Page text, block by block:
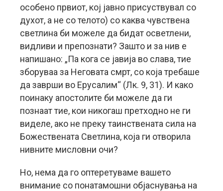
особено првиот, кој јавно присуствувал со
духот, а не со телото) со каква чувствена
светлина би можеле да бидат осветлени,
видливи и препознати? Зашто и за нив е
напишано: „Па кога се јавија во слава, тие
зборуваа за Неговата смрт, со која требаше
да заврши во Ерусалим“ (Лк. 9, 31). И како
поинаку апостолите би можеле да ги
познаат тие, кои никогаш претходно не ги
виделе, ако не преку таинствената сила на
Божествената Светлина, која ги отворила
нивните мисловни очи?
Но, нема да го оптеретуваме вашето
внимание со понатамошни објаснувања на